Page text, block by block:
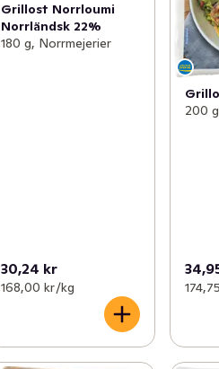
Grillost Norrloumi
Norrländsk 22%
180 g, Norrmejerier
30,24 kr
168,00 kr /kg
200